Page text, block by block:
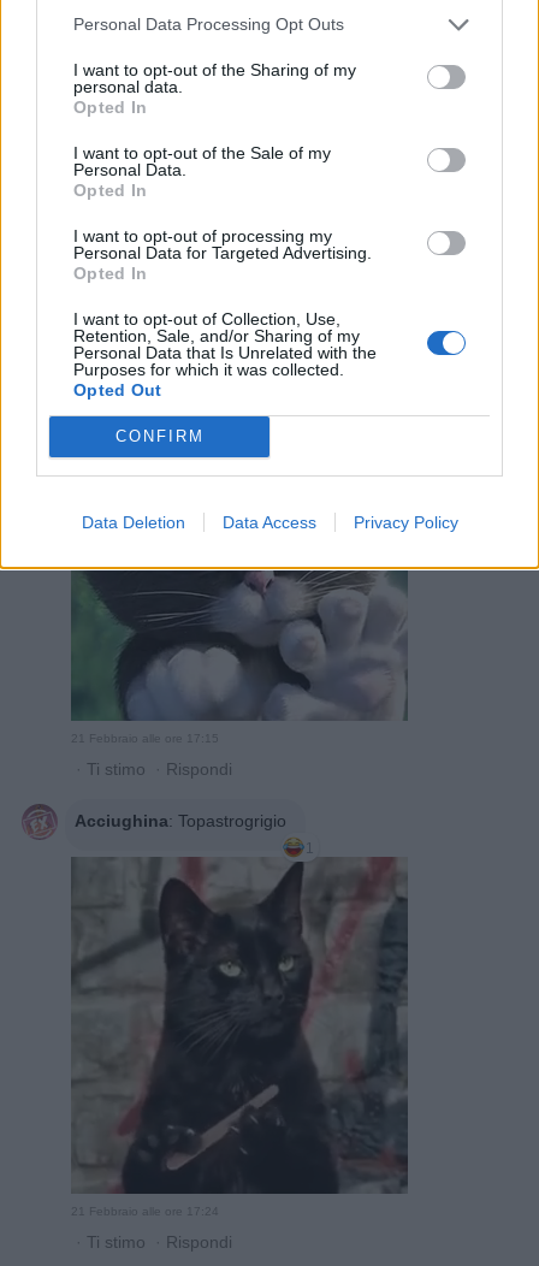
Personal Data Processing Opt Outs
I want to opt-out of the Sharing of my
personal data.
Opted In
I want to opt-out of the Sale of my
Personal Data.
Opted In
I want to opt-out of processing my
Personal Data for Targeted Advertising.
Opted In
I want to opt-out of Collection, Use,
Retention, Sale, and/or Sharing of my
Personal Data that Is Unrelated with the
Purposes for which it was collected.
Opted Out
CONFIRM
Data Deletion Data Access Privacy Policy
21 Febbraio alle ore 17:11
Topastrogrigio:Acciughina
1
21 Febbraio alle ore 17:15
· Ti stimo · Rispondi
Acciughina: Topastrogrigio
1
21 Febbraio alle ore 17:24
· Ti stimo · Rispondi